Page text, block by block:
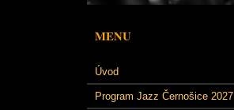
MENU
Úvod
Program Jazz Černošice 2027